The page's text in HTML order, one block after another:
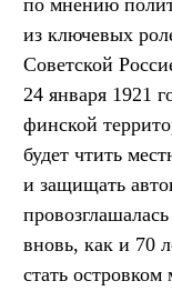
по мнению
из ключевых
Советской
24 января 1921
финской
будет чтить
и защищать
вновь, как и 70
стать